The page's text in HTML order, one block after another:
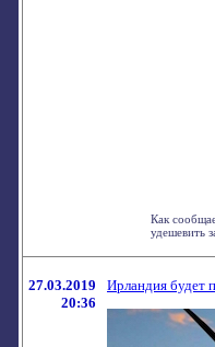
Как
удешевить
27.03.2019
20:36
Ирландия будет